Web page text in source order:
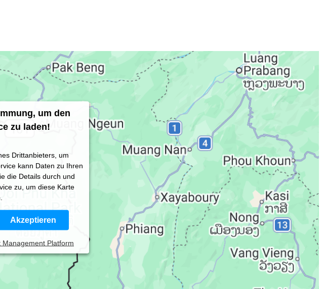
um den
zu laden!
Drittanbieters, um
kann Daten zu Ihren
die Details durch und
zu, um diese Karte
Akzeptieren
Platform